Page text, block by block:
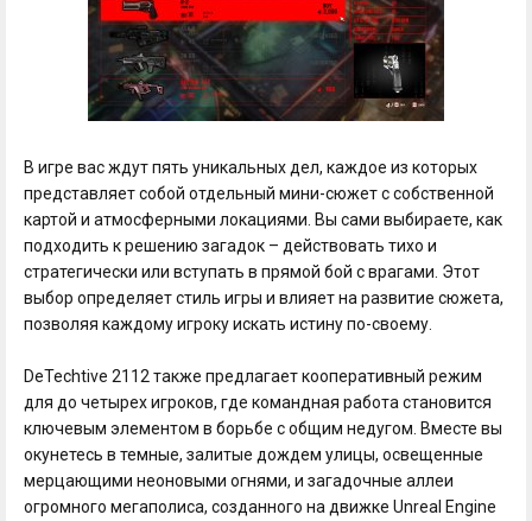
В игре вас ждут пять уникальных дел, каждое из которых
представляет собой отдельный мини-сюжет с собственной
картой и атмосферными локациями. Вы сами выбираете, как
подходить к решению загадок – действовать тихо и
стратегически или вступать в прямой бой с врагами. Этот
выбор определяет стиль игры и влияет на развитие сюжета,
позволяя каждому игроку искать истину по-своему.
DeTechtive 2112 также предлагает кооперативный режим
для до четырех игроков, где командная работа становится
ключевым элементом в борьбе с общим недугом. Вместе вы
окунетесь в темные, залитые дождем улицы, освещенные
мерцающими неоновыми огнями, и загадочные аллеи
огромного мегаполиса, созданного на движке Unreal Engine